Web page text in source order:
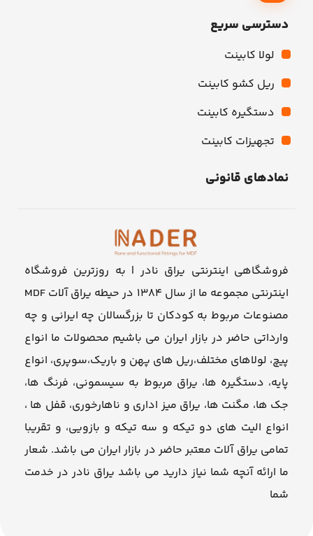
دسترسی سریع
لولا کابینت
ریل کشو کابینت
دستگیره کابینت
تجهیزات کابینت
نمادهای قانونی
فروشگاهی اینترنتی یراق نادر | به روزترین فروشگاه
اینترنتی مجموعه ما از سال ۱۳۸۴ در حیطه یراق آلات MDF
مصنوعات مربوط به کودکان تا بزرگسالان چه ایرانی و چه
وارداتی حاضر در بازار ایران می باشیم محصولات ما انواع
پیچ، لولاهای مختلف،ریل های پهن و باریک،سوپری، انواع
پایه، دستگیره ها، یراق مربوط به سیسمونی، فرنگ ها،
جک ها، مگنت ها، یراق میز اداری و ناهارخوری، قفل ها ،
انواع الیت های دو تیکه و سه تیکه و بازویی، و تقریبا
تمامی یراق آلات معتبر حاضر در بازار ایران می باشد. شعار
ما ارائه آنچه شما نیاز دارید می باشد یراق نادر در خدمت
شما